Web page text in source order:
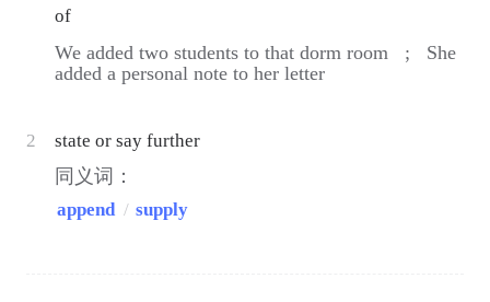
of
We added two students to that dorm room ;
She
added a personal note to her letter
2 state or say further
同义词：
append/ supply